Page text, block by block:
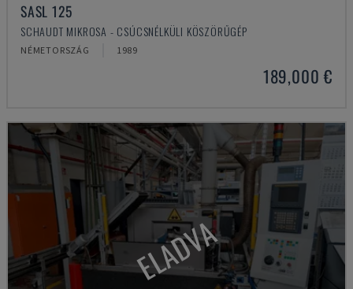
SASL 125
SCHAUDT MIKROSA - CSÚCSNÉLKÜLI KÖSZÖRŰGÉP
NÉMETORSZÁG 1989
189,000 €
ELADVA